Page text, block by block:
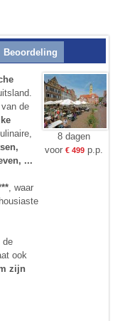
Beoordeling
de
...
, waar
de
ook
zijn
8 dagen
voor € 499p.p.